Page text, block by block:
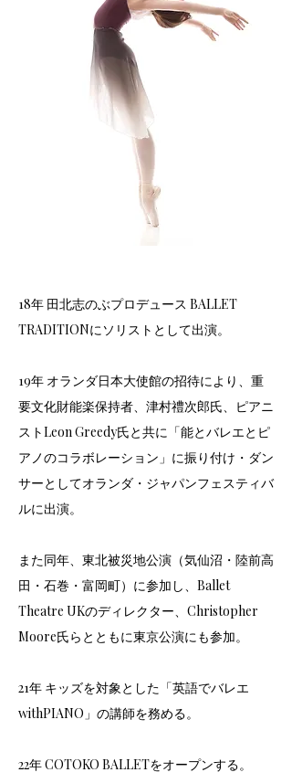
18年 田北志のぶプロデュース BALLET
TRADITIONにソリストとして出演。
19年 オランダ日本大使館の招待により、重
要文化財能楽保持者、津村禮次郎氏、ピアニ
ストLeon Greedy氏と共に「能とバレエとピ
アノのコラボレーション」に振り付け・ダン
サーとしてオランダ・ジャパンフェスティバ
ルに出演。
また同年、東北被災地公演（気仙沼・陸前高
田・石巻・富岡町）に参加し、Ballet
Theatre UKのディレクター、Christopher
Moore氏らとともに東京公演にも参加。
21年 キッズを対象とした「英語でバレエ
withPIANO」の講師を務める。​
​22年 COTOKO BALLETをオープンする。